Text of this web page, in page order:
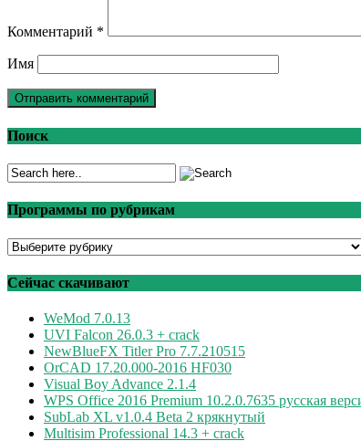
Комментарий *
Имя
Поиск
Программы по рубрикам
Программы
рубрикам
Сейчас скачивают
WeMod 7.0.13
UVI Falcon 26.0.3 + crack
NewBlueFX Titler Pro 7.7.210515
OrCAD 17.20.000-2016 HF030
Visual Boy Advance 2.1.4
WPS Office 2016 Premium 10.2.0.7635 русская
SubLab XL v1.0.4 Beta 2 крякнутый
Multisim Professional 14.3 + crack